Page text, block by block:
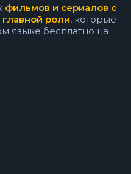
фильмов и сериалов с
роли, которые
языке бесплатно на